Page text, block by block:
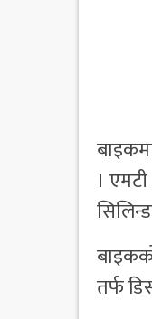
।
तर्फ